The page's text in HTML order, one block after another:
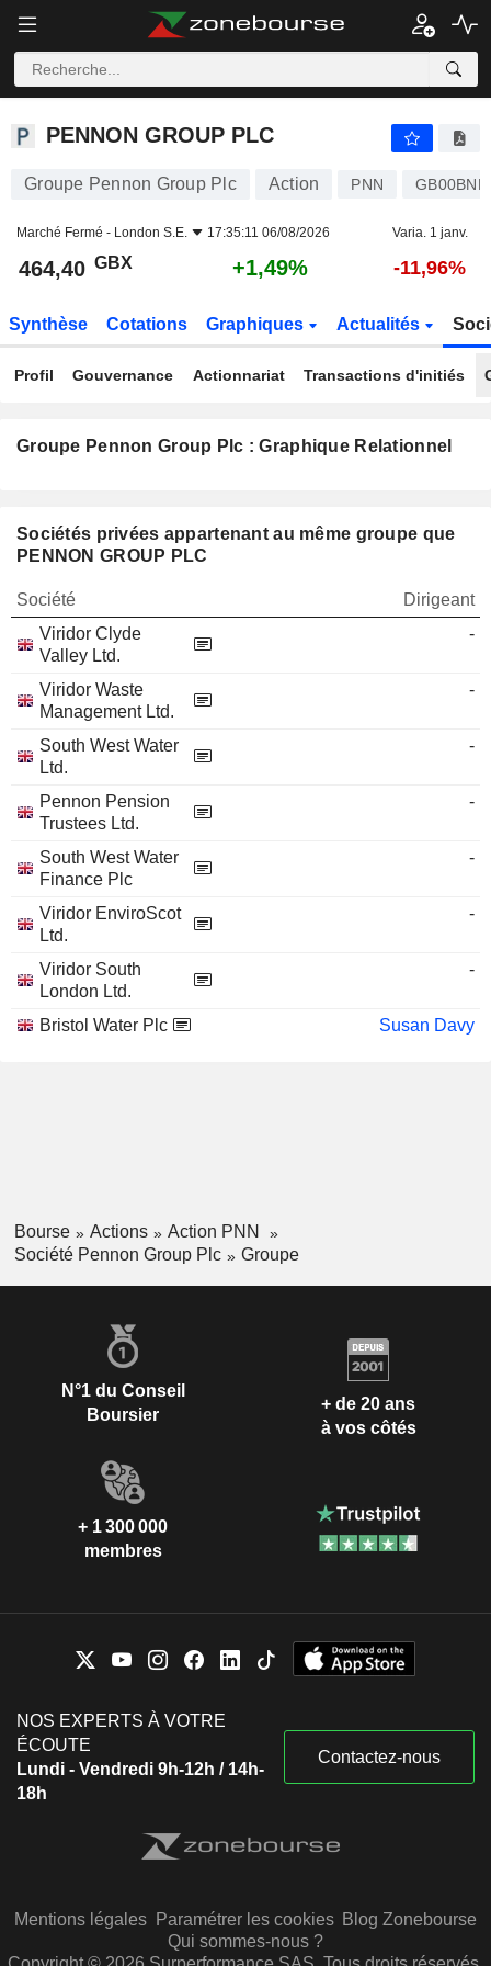
PENNON GROUP PLC
PENNON GROUP PLC
Groupe Pennon Group Plc Action PNN
Marché Fermé - London S.E. 17:35:11 06/08/2026 Varia. 1 janv.
464,40 GBX +1,49% -11,96%
Synthèse Cotations Graphiques Actualités
Profil Gouvernance Actionnariat Transactions d'initiés
Groupe Pennon Group Plc : Graphique Relationnel
Sociétés privées appartenant au même groupe que
PENNON GROUP PLC
Société
Dirigeant
Viridor Clyde
Valley Ltd.
-
Viridor Waste
Management Ltd.
-
South West Water
Ltd.
-
Pennon Pension
Trustees Ltd.
-
South West Water
Finance Plc
-
Viridor EnviroScot
Ltd.
-
Viridor South
London Ltd.
-
Bristol Water Plc Susan Davy
Bourse Actions
Action PNN
Société Pennon Group Plc
Groupe
N°1 du Conseil
Boursier
+ de 20 ans
à vos côtés
+ 1 300 000
membres
NOS EXPERTS À VOTRE
ÉCOUTE
Lundi - Vendredi 9h-12h / 14h-
18h
Contactez-nous
Mentions légales Paramétrer les cookies Blog Zonebourse
Qui sommes-nous ?